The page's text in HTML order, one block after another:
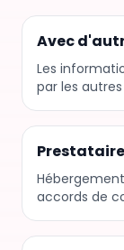
Avec
Les
par les
accords de